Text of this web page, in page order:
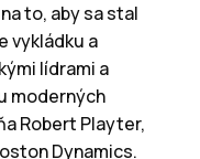
to, aby sa stal
vykládku a
lídrami a
moderných
Robert Playter,
Dynamics.